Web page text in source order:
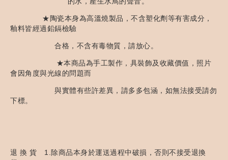
★陶瓷本身為高溫燒製品，不含塑化劑等有害成分，
釉料皆經過鉛鎘檢驗
合格，不含有毒物質，請放心。
★本商品為手工製作，具裝飾及收藏價值，照片
會因角度與光線的問題而
與實體有些許差異，請多多包涵，如無法接受請勿
下標。
退 換 貨 1.除商品本身於運送過程中破損，否則不接受退換